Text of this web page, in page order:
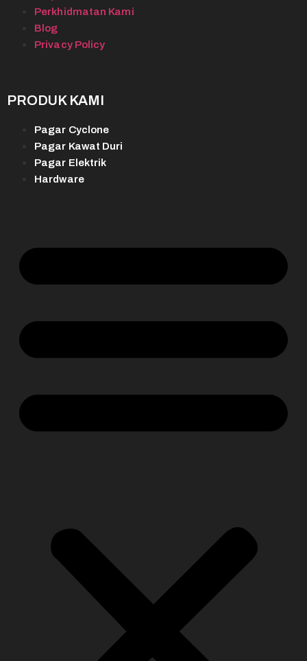
PRODUK KAMI
Pagar Cyclone
Pagar Kawat Duri
Pagar Elektrik
Hardware
Perkhidmatan Kami
Blog
Privacy Policy